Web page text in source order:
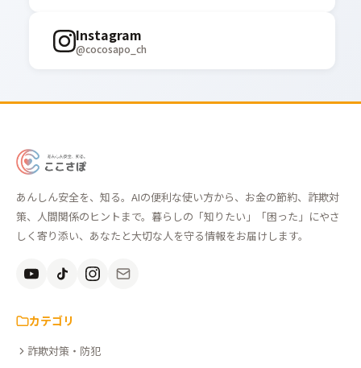
Instagram
@cocosapo_ch
あ
ん
し
ん
全
知
る。
こ
あんしん安全を、知る。AIの便利な使い方から、お金の節約、詐欺対
策、人間関係のヒントまで。暮らしの「知りたい」「困った」にやさ
しく寄り添い、あなたと大切な人を守る情報をお届けします。
カテゴリ
詐欺対策・防犯